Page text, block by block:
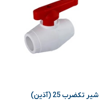
شیر تکضرب 25 (آذین)